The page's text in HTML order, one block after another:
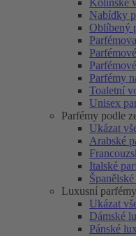
Kolínské
Nabídky
Oblíbený
Parfémy
Toaletní
Unisex
Parfémy podle
Ukázat
Arabské
Italské
Luxusní parfémy
Ukázat
Dámské
Pánské